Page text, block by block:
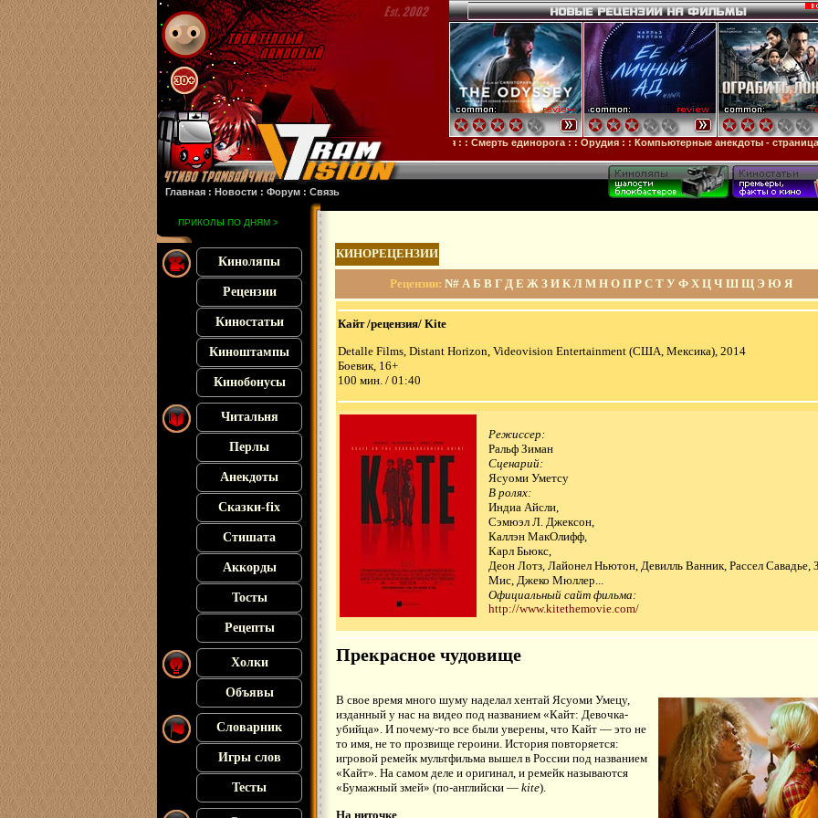
Главная : Новости : Форум : Связь
Злая 2 : : Похищенная: : Франкенштейн: :Микки 17: :Субстанция: :28 лет спустя Смерть единорога: :Орудия: :Компьютерные анекдоты - страница 326
ПРИКОЛЫ ПО ДНЯМ >
Киноляпы
Рецензии
Киностатьи
Киноштампы
Кинобонусы
Читальня
Перлы
Анекдоты
Сказки-fix
Стишата
Аккорды
Тосты
Рецепты
Холки
Объявы
Словарник
Игры слов
Тесты
КИНОРЕЦЕНЗИИ
Рецензии: N# А Б В Г Д Е Ж З И К Л М Н О П Р С Т У Ф Х Ц Ч Ш Щ Э Ю Я
Кайт /рецензия/ Kite
Detalle Films, Distant Horizon, Videovision Entertainment (США, Мексика), 2014
Боевик, 16+
100 мин. / 01:40
Режиссер:
Ральф Зиман
Сценарий:
Ясуоми Уметсу
В ролях:
Индиа Айсли,
Сэмюэл Л. Джексон,
Каллэн МакОлифф,
Карл Бьюкс,
Деон Лотз, Лайонел Ньютон, Девилль Ванник, Рассел Савадье,
Мис, Джеко Мюллер...
Официальный сайт фильма:
http://www.kitethemovie.com/
Прекрасное чудовище
В свое время много шуму наделал хентай Ясуоми Умецу,
изданный у нас на видео под названием «Кайт: Девочка-
убийца». И почему-то все были уверены, что Кайт — это не
то имя, не то прозвище героини. История повторяется:
игровой ремейк мультфильма вышел в России под названием
«Кайт». На самом деле и оригинал, и ремейк называются
«Бумажный змей» (по-английски — kite).
На ниточке